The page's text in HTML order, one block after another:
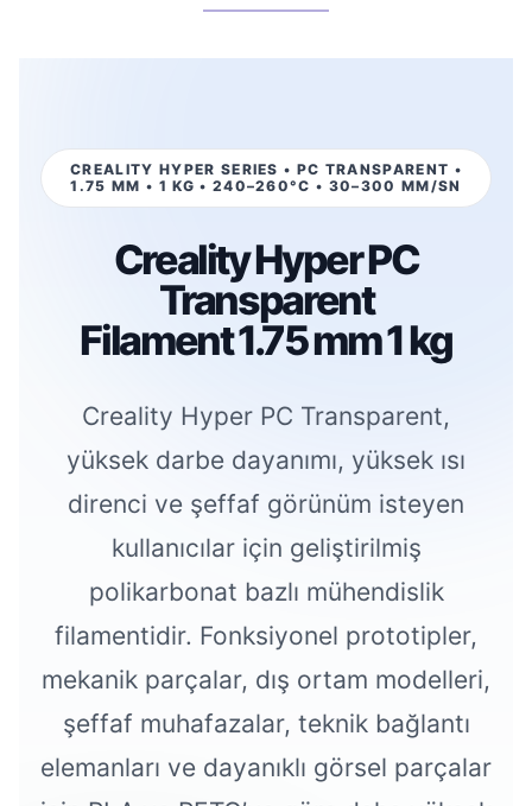
CREALITY HYPER SERIES • PC TRANSPARENT •
1.75 MM • 1 KG • 240–260°C • 30–300 MM/SN
Creality Hyper PC
Transparent
Filament 1.75 mm 1 kg
Creality Hyper PC Transparent,
yüksek darbe dayanımı, yüksek ısı
direnci ve şeffaf görünüm isteyen
kullanıcılar için geliştirilmiş
polikarbonat bazlı mühendislik
filamentidir. Fonksiyonel prototipler,
mekanik parçalar, dış ortam modelleri,
şeffaf muhafazalar, teknik bağlantı
elemanları ve dayanıklı görsel parçalar